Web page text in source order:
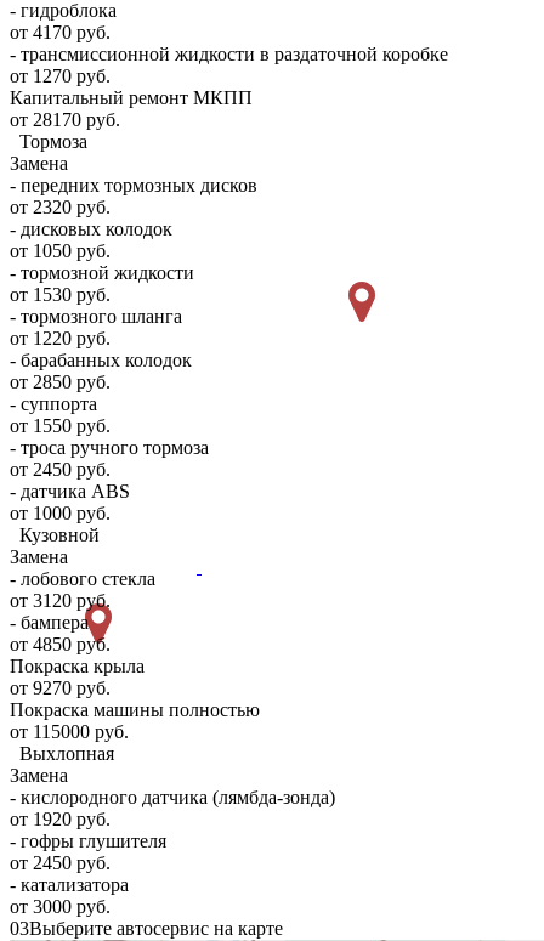
- гидроблока
от 4170 руб.
- трансмиссионной жидкости в раздаточной коробке
от 1270 руб.
Капитальный ремонт МКПП
от 28170 руб.
Тормоза
Замена
- передних тормозных дисков
от 2320 руб.
- дисковых колодок
от 1050 руб.
- тормозной жидкости
от 1530 руб.
- тормозного шланга
от 1220 руб.
- барабанных колодок
от 2850 руб.
- суппорта
от 1550 руб.
- троса ручного тормоза
от 2450 руб.
- датчика ABS
от 1000 руб.
Кузовной
Замена
- лобового стекла
от 3120 руб.
- бампера
от 4850 руб.
Покраска крыла
от 9270 руб.
Покраска машины полностью
от 115000 руб.
Выхлопная
Замена
- кислородного датчика (лямбда-зонда)
от 1920 руб.
- гофры глушителя
от 2450 руб.
- катализатора
от 3000 руб.
03Выберите автосервис на карте